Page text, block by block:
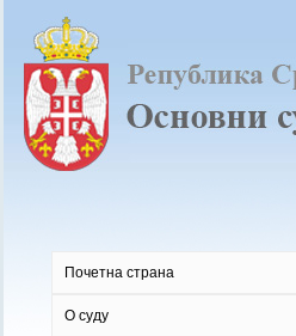
Почетна страна
О суду